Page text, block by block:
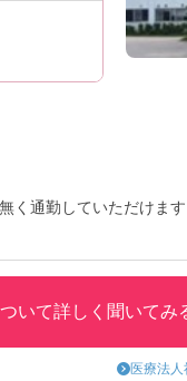
く通勤していただけま
いて詳しく聞いてみ
医療法